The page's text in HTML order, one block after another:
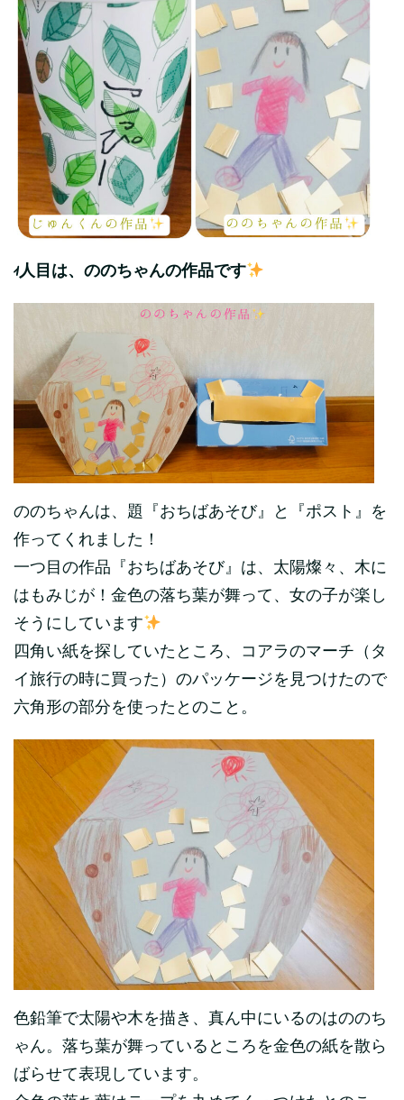
1人目は、ののちゃんの作品です
ののちゃんは、題『おちばあそび』と『ポスト』を
作ってくれました！
一つ目の作品『おちばあそび』は、太陽燦々、木に
はもみじが！金色の落ち葉が舞って、女の子が楽し
そうにしています
四角い紙を探していたところ、コアラのマーチ（タ
イ旅行の時に買った）のパッケージを見つけたので
六角形の部分を使ったとのこと。
色鉛筆で太陽や木を描き、真ん中にいるのはののち
ゃん。落ち葉が舞っているところを金色の紙を散ら
ばらせて表現しています。